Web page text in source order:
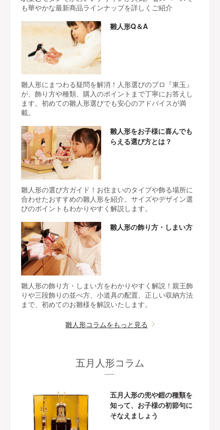
も華やかな最新商品ラインナップを詳しくご紹介
雛人形Q＆A
雛人形にまつわる疑問を解消！人形選びのプロ『東玉』
が、飾り方や種類、購入のポイントまで丁寧にお答えし
ます。初めての雛人形選びでも安心のアドバイスが満
載。
雛人形をお子様に喜んでも
らえる選び方とは？
雛人形の選び方ガイド！お住まいのタイプや飾る場所に
合わせたおすすめの雛人形を紹介。サイズやデザイン選
びのポイントもわかりやすく解説します。
雛人形の飾り方・しまい方
雛人形の飾り方・しまい方をわかりやすく解説！親王飾
りや三段飾りの並べ方、小道具の配置、正しい収納方法
まで、初めてのお雛様を解説いたします。
雛人形コラムをもっと見る
五月人形コラム
五月人形の兜や鎧の種類を
知って、お子様の初節句に
そなえましょう